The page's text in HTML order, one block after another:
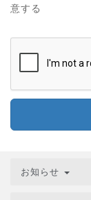
意する
お知らせ